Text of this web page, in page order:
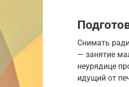
Снимать
— занятие
неурядице
идущий от